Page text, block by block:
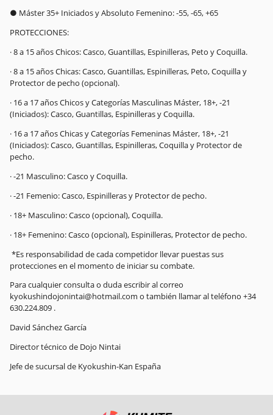
● Máster 35+ Iniciados y Absoluto Femenino: -55, -65, +65
PROTECCIONES:
· 8 a 15 años Chicos: Casco, Guantillas, Espinilleras, Peto y Coquilla.
· 8 a 15 años Chicas: Casco, Guantillas, Espinilleras, Peto, Coquilla y
Protector de pecho (opcional).
· 16 a 17 años Chicos y Categorías Masculinas Máster, 18+, -21
(Iniciados): Casco, Guantillas, Espinilleras y Coquilla.
· 16 a 17 años Chicas y Categorías Femeninas Máster, 18+, -21
(Iniciados): Casco, Guantillas, Espinilleras, Coquilla y Protector de
pecho.
· -21 Masculino: Casco y Coquilla.
· -21 Femenio: Casco, Espinilleras y Protector de pecho.
· 18+ Masculino: Casco (opcional), Coquilla.
· 18+ Femenino: Casco (opcional), Espinilleras, Protector de pecho.
*Es responsabilidad de cada competidor llevar puestas sus
protecciones en el momento de iniciar su combate.
Para cualquier consulta o duda escribir al correo
kyokushindojonintai@hotmail.com o también llamar al teléfono +34
630.224.809 .
David Sánchez García
Director técnico de Dojo Nintai
Jefe de sucursal de Kyokushin-Kan España